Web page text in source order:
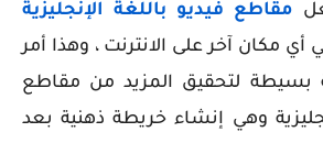
مقاطع فيديو باللغة الإنجليزية
أي مكان آخر على الانترنت ، وهذا أمر
بسيطة لتحقيق المزيد من مقاطع
وهي إنشاء خريطة ذهنية بعد